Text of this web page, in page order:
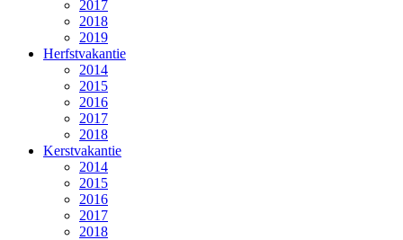
2017
2018
2019
Herfstvakantie
2014
2015
2016
2017
2018
Kerstvakantie
2014
2015
2016
2017
2018